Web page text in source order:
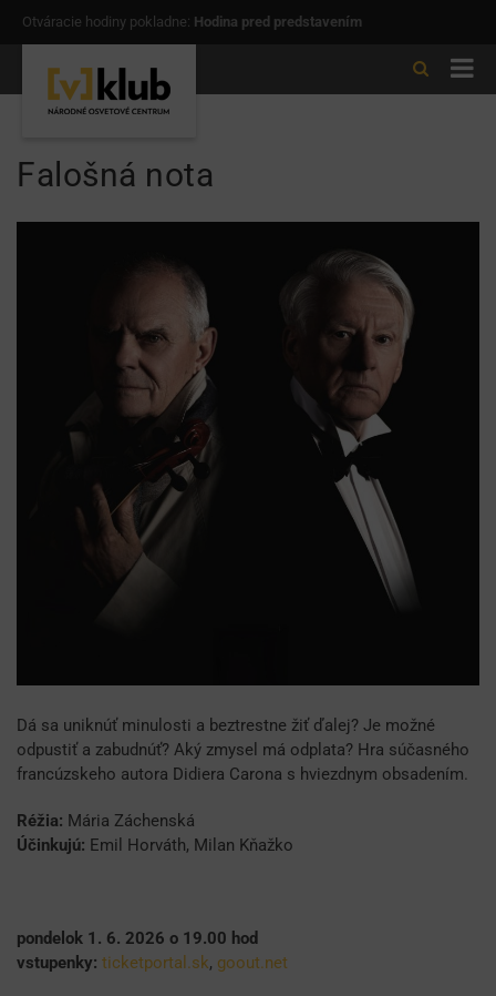
Otváracie hodiny pokladne: Hodina pred predstavením
Falošná nota
Dá sa uniknúť minulosti a beztrestne žiť ďalej? Je možné
odpustiť a zabudnúť? Aký zmysel má odplata? Hra súčasného
francúzskeho autora Didiera Carona s hviezdnym obsadením.
Réžia: Mária Záchenská
Účinkujú: Emil Horváth, Milan Kňažko
pondelok 1. 6. 2026 o 19.00 hod
vstupenky: ticketportal.sk, goout.net